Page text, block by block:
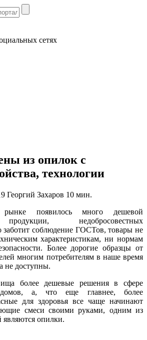
сетях
из опилок с
технологии
Георгий Захаров 10 мин.
появилось много дешевой
недобросовестных
заботит соблюдение ГОСТов, товары не
характеристикам, ни нормам
Более дорогие образцы от
многим потребителям в наше время
не доступны.
более дешевые решения в сфере
а, что еще главнее, более
для здоровья все чаще начинают
смеси своими руками, одним из
являются опилки.